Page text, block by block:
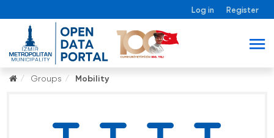
Log in Register
Groups Mobility